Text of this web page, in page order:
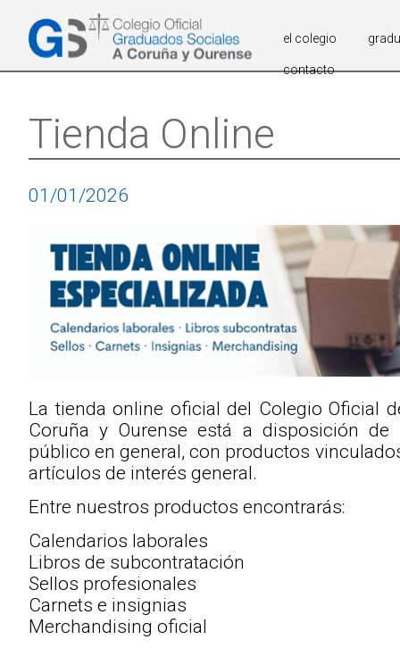
el colegio
contacto
Tienda Online
01/01/2026
La tienda online oficial del Colegio Oficial
Coruña y Ourense está a disposición
público en general, con productos
artículos de interés general.
Entre nuestros productos encontrarás:
Calendarios laborales
Libros de subcontratación
Sellos profesionales
Carnets e insignias
Merchandising oficial